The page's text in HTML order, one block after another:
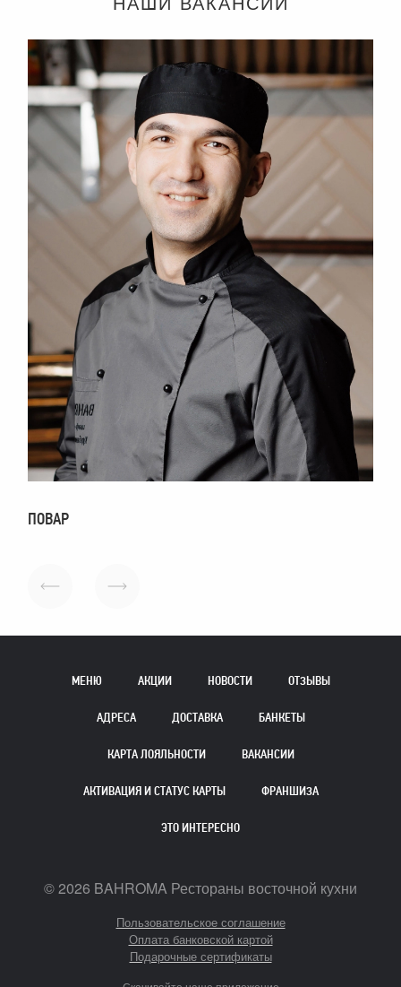
ПОВАР
МЕНЮ АКЦИИ НОВОСТИ ОТЗЫВЫ
АДРЕСА ДОСТАВКА БАНКЕТЫ
КАРТА ЛОЯЛЬНОСТИ ВАКАНСИИ
АКТИВАЦИЯ И СТАТУС КАРТЫ ФРАНШИЗА
ЭТО ИНТЕРЕСНО
©2026 BAHROMA Рестораны восточной кухни
Пользовательское соглашение
Оплата банковской картой
Подарочные сертификаты